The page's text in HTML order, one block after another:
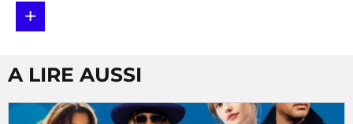
+
A LIRE AUSSI